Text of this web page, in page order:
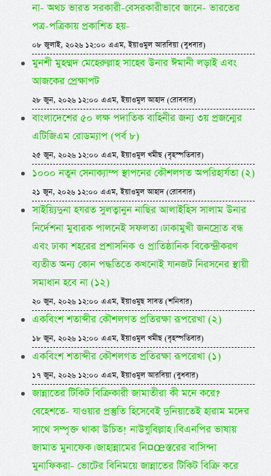
না- অথচ ভারত সরকারী-বেসরকারীভাবে জানে- ভারতের
পত্র-পত্রিকায় প্রকাশিত হয়-
০৮ জুলাই, ২০২৬ ১২:০০ এএম, ইয়াওমুল আরবিয়া (বুধবার)
মুনশী মুহম্মদ মেহেরুল্লাহ সাহেব উনার ঈমানী লড়াই এবং
আজকের প্রেক্ষাপট
২৮ জুন, ২০২৬ ১২:০০ এএম, ইয়াওমুল আহাদ (রোববার)
বাংলাদেশের ৫০ লক্ষ পদাতিক বাহিনীর জন্য ৩য় প্রজন্মের
এটিজিএম রোডম্যাপ (পর্ব ৮)
২৫ জুন, ২০২৬ ১২:০০ এএম, ইয়াওমুল খমীছ (বৃহস্পতিবার)
১০০০ নতুন সেনাক্যাম্প স্থাপনের কৌশলগত অপরিহার্যতা (২)
২১ জুন, ২০২৬ ১২:০০ এএম, ইয়াওমুল আহাদ (রোববার)
সাইয়্যিদুনা হযরত সুলত্বানুন নাছির আলাইহিস সালাম উনার
নির্দেশনা মুবারক পালনেই সফলতা। ঢাকামুখী জনস্রোত বন্ধ
এবং ঢাকা শহরের প্রশাসনিক ও প্রাতিষ্ঠানিক বিকেন্দ্রীকরণ
ব্যতীত অন্য কোন পদ্ধতিতে কখনোই যানজট নিরসনের স্থায়ী
সমাধান হবে না (১২)
২০ জুন, ২০২৬ ১২:০০ এএম, ইয়াওমুছ সাবত (শনিবার)
একবিংশ শতাব্দীর কৌশলগত প্রতিরক্ষা রূপরেখা (২)
১৮ জুন, ২০২৬ ১২:০০ এএম, ইয়াওমুল খমীছ (বৃহস্পতিবার)
একবিংশ শতাব্দীর কৌশলগত প্রতিরক্ষা রূপরেখা (১)
১৭ জুন, ২০২৬ ১২:০০ এএম, ইয়াওমুল আরবিয়া (বুধবার)
জান্নাতের টিকিট বিক্রিকারী জামাতীরা কী মনে করে?
বেহেশতে- যাওয়ার প্রস্তুতি হিসেবেই দুনিয়াতেই হারাম মদের
সাথে সম্পৃক্ত থাকা উচিত! নাউযুবিল্লাহ। বিএনপির ভাষায়
জামাত মুনাফেক। জাহান্নামের নি¤œস্তরের বাসিন্দা
মুনাফিকরা- ভোটের বিনিময়ে জান্নাতের টিকিট বিক্রি করে